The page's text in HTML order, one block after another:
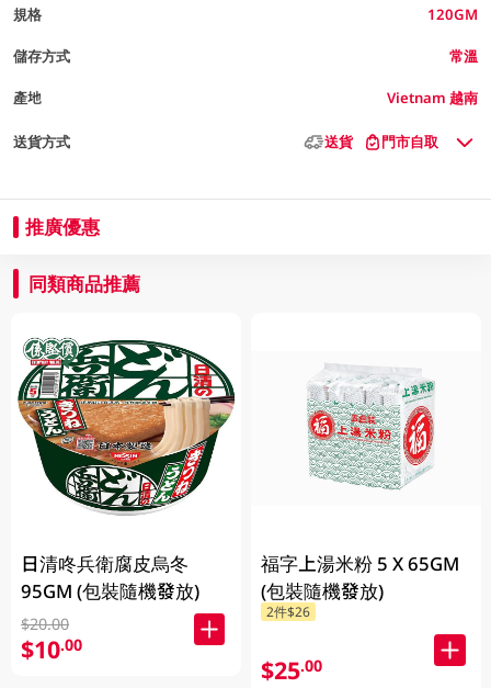
規格 120GM
儲存方式 常溫
產地 Vietnam 越南
送貨方式 送貨 門市自取
推廣優惠
同類商品推薦
日清咚兵衛腐皮烏冬
95GM (包裝隨機發放)
$20.00
$10.00
福字上湯米粉 5 X 65GM
(包裝隨機發放)
2件$26
$25.00